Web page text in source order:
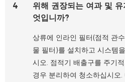
4
위해 권장되는 여과 및
엇입니까?
상류에 인라인 필터(점적 관
물 필터)를 설치하고 시스템
시오. 점적기 배출구를 주기
경우 분리하여 청소하십시오